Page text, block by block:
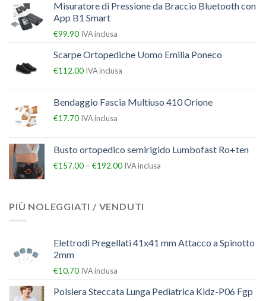
Misuratore di Pressione da Braccio Bluetooth con
App B1 Smart
€99.90 IVA inclusa
Scarpe Ortopediche Uomo Emilia Poneco
€112.00 IVA inclusa
Bendaggio Fascia Multiuso 410 Orione
€17.70 IVA inclusa
Busto ortopedico semirigido Lumbofast Ro+ten
€157.00 – €192.00 IVA inclusa
PIÙ NOLEGGIATI / VENDUTI
Elettrodi Pregellati 41x41 mm Attacco a Spinotto
2mm
€10.70 IVA inclusa
Polsiera Steccata Lunga Pediatrica Kidz-P06 Fgp